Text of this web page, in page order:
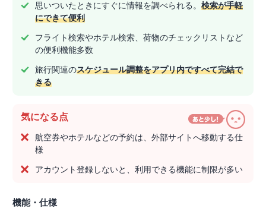
思いついたときにすぐに情報を調べられる。 検索が手軽
にできて便利
フライト検索やホテル検索、荷物のチェックリストなど
の便利機能多数
旅行関連のスケジュール調整をアプリ内ですべて完結で
きる
気になる点
航空券やホテルなどの予約は、外部サイトへ移動する仕
様
アカウント登録しないと、利用できる機能に制限が多い
機能・仕様